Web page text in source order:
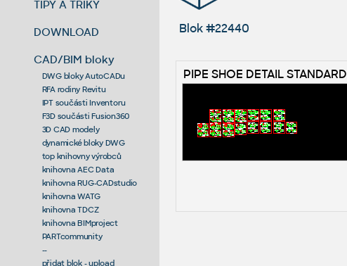
TIPY A TRIKY
DOWNLOAD
CAD/BIM bloky
DWG bloky AutoCADu
RFA rodiny Revitu
IPT součásti Inventoru
F3D součásti Fusion360
3D CAD modely
dynamické bloky DWG
top knihovny výrobců
knihovna AEC Data
knihovna RUG-CADstudio
knihovna WATG
knihovna TDCZ
knihovna BIMproject
PARTcommunity
--
přidat blok - upload
Blok #22440
PIPE SHOE DETAIL STANDARD